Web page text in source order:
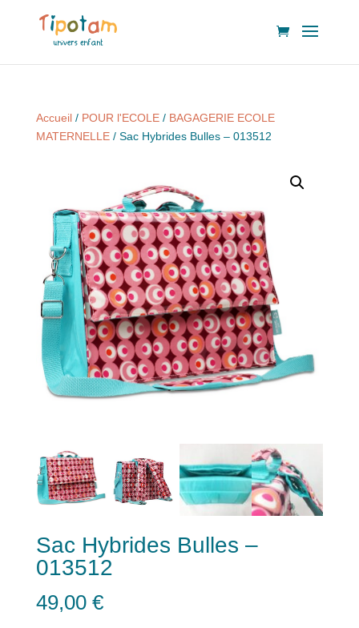
Accueil/ POUR l'ECOLE/ BAGAGERIE ECOLE
MATERNELLE/ Sac Hybrides Bulles – 013512
Sac Hybrides Bulles –
013512
49,00 €